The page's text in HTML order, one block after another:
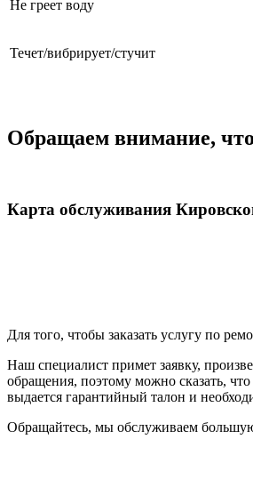
Не греет воду
Течет/вибрирует/стучит
Обращаем внимание,
Карта обслуживания
Для того, чтобы заказать услугу по
Наш специалист примет заявку,
обращения, поэтому можно сказать,
выдается гарантийный талон и
Обращайтесь, мы обслуживаем